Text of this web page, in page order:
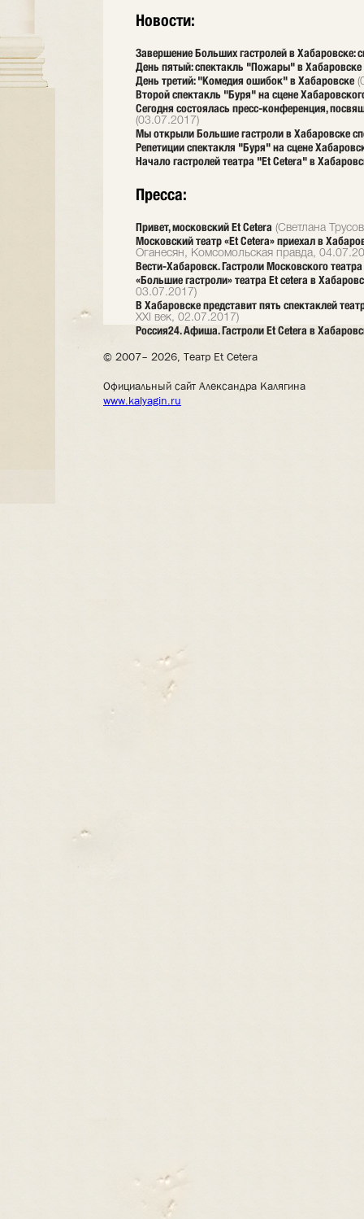
Новости:
Завершение Больших гастролей в Хабаровске:
День пятый: спектакль "Пожары" в Хабаровске
День третий: "Комедия ошибок" в Хабаровске
Второй спектакль "Буря" на сцене
Сегодня состоялась пресс-конференция,
(03.07.2017)
Мы открыли Большие гастроли в Хабаровске
Репетиции спектакля "Буря" на сцене
Начало гастролей театра "Et Cetera" в
Пресса:
Привет, московский Et Cetera (Светлана
Московский театр «Et Cetera» приехал в
Оганесян, Комсомольская правда,
Вести-Хабаровск. Гастроли Московского
«Большие гастроли» театра Et cetera в
03.07.2017)
В Хабаровске представит пять спектаклей
XXI век, 02.07.2017)
Россия24. Афиша. Гастроли Et Cetera в
© 2007– 2026, Театр Et Cetera
Официальный сайт Александра Калягина
www.kalyagin.ru